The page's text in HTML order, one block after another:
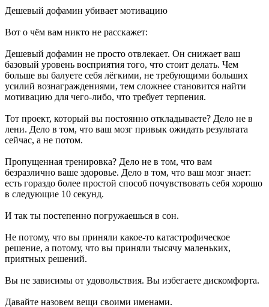
Дешевый дофамин убивает мотивацию
Вот о чём вам никто не расскажет:
Дешевый дофамин не просто отвлекает. Он снижает ваш
базовый уровень восприятия того, что стоит делать. Чем
больше вы балуете себя лёгкими, не требующими больших
усилий вознаграждениями, тем сложнее становится найти
мотивацию для чего-либо, что требует терпения.
Тот проект, который вы постоянно откладываете? Дело не в
лени. Дело в том, что ваш мозг привык ожидать результата
сейчас, а не потом.
Пропущенная тренировка? Дело не в том, что вам
безразлично ваше здоровье. Дело в том, что ваш мозг знает:
есть гораздо более простой способ почувствовать себя хорошо
в следующие 10 секунд.
И так ты постепенно погружаешься в сон.
Не потому, что вы приняли какое-то катастрофическое
решение, а потому, что вы приняли тысячу маленьких,
приятных решений.
Вы не зависимы от удовольствия. Вы избегаете дискомфорта.
Давайте назовем вещи своими именами.